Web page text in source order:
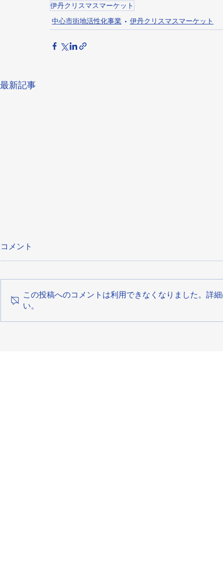
伊丹クリスマスマーケット
中心市街地活性化事業
伊丹クリスマスマーケット
最新記事
第14回 伊丹クリスマスマー
コメント
この投稿へのコメントは利用できなくなりました。詳
い。